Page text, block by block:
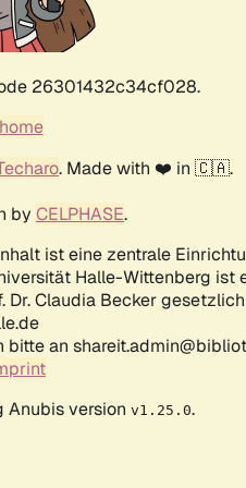
26301432c34cf028.
. Made with ❤️ in 🇨🇦.
by CELPHASE.
ist eine zentrale
Halle-Wittenberg ist
Claudia Becker
an
Anubis version v1.25.0.